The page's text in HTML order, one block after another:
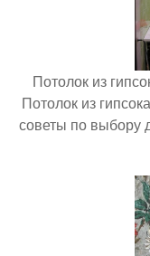
Потолок из
Потолок из
советы по выбору